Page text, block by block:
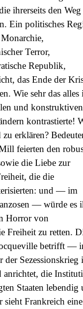
ihrerseits den Weg
Ein politisches
Terror,
Republik,
das Ende der
Wie sehr das alles
und konstruktiven
kontrastierte!
erklären?
feierten den
die Liebe zur
die die
und — im
— würde es
Horror von
Freiheit zu retten.
betrifft —
der Sezessionskrieg
anrichtet, die
Staaten lebendig
sieht Frankreich eine